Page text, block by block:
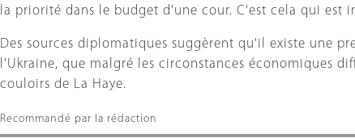
la priorité dans le budget d'une cour. C'est cela qui est
Des sources diplomatiques suggèrent qu'il existe une
l'Ukraine, que malgré les circonstances économiques
couloirs de La Haye.
Recommandé par la rédaction